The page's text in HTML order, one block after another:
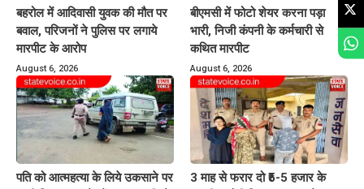
बहरोल में आदिवासी युवक की मौत पर
बवाल, परिजनों ने पुलिस पर लगाये
मारपीट के आरोप
August 6, 2026
बीएमसी में फोटो शेयर करना पड़ा
भारी, निजी कंपनी के कर्मचारी से
कथित मारपीट
August 6, 2026
पति को आत्महत्या के लिये उकसाने पर
3 माह से फरार दो ₹5-5 हजार के